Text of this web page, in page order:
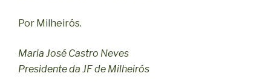
Por Milheirós.
Maria José Castro Neves
Presidente da JF de Milheirós